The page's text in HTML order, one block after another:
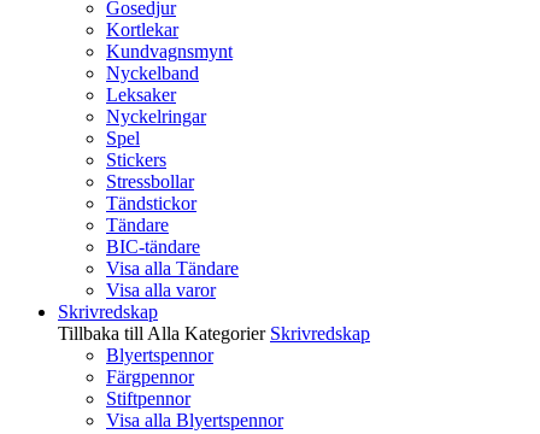
Gosedjur
Kortlekar
Kundvagnsmynt
Nyckelband
Leksaker
Nyckelringar
Spel
Stickers
Stressbollar
Tändstickor
Tändare
BIC-tändare
Visa alla Tändare
Visa alla varor
Skrivredskap
Tillbaka till Alla Kategorier Skrivredskap
Blyertspennor
Färgpennor
Stiftpennor
Visa alla Blyertspennor